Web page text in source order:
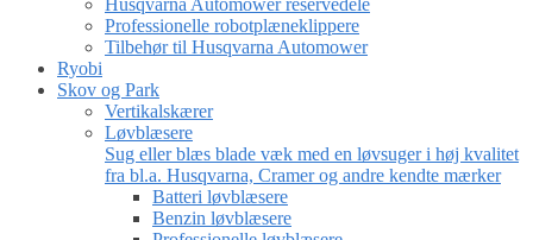
Husqvarna Automower reservedele
Professionelle robotplæneklippere
Tilbehør til Husqvarna Automower
Ryobi
Skov og Park
Vertikalskærer
Løvblæsere
Sug eller blæs blade væk med en løvsuger i høj kvalitet
fra bl.a. Husqvarna, Cramer og andre kendte mærker
Batteri løvblæsere
Benzin løvblæsere